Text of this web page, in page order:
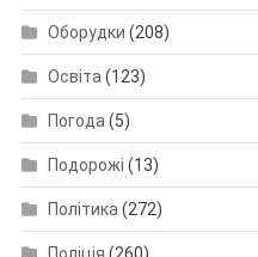
Оборудки (208)
Освіта (123)
Погода (5)
Подорожі (13)
Політика (272)
Поліція (260)